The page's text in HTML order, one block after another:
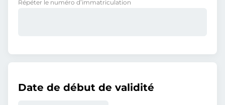
Répéter le numéro d’immatriculation
Date de début de validité